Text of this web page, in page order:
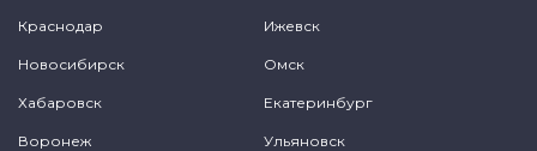
Краснодар Ижевск
Новосибирск Омск
Хабаровск Екатеринбург
Воронеж Ульяновск